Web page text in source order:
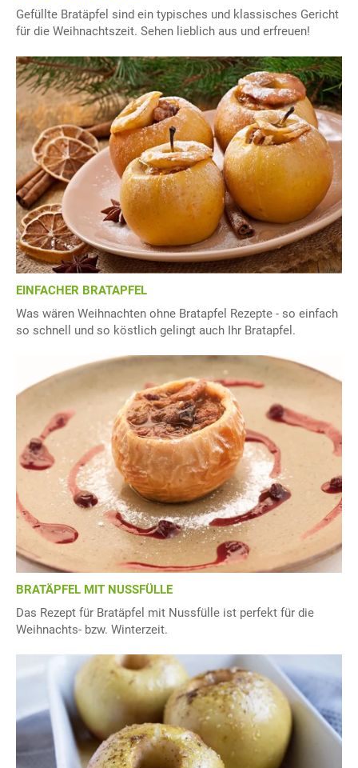
Gefüllte Bratäpfel sind ein typisches und klassisches Gericht
für die Weihnachtszeit. Sehen lieblich aus und erfreuen!
EINFACHER BRATAPFEL
Was wären Weihnachten ohne Bratapfel Rezepte - so einfach
so schnell und so köstlich gelingt auch Ihr Bratapfel.
BRATÄPFEL MIT NUSSFÜLLE
Das Rezept für Bratäpfel mit Nussfülle ist perfekt für die
Weihnachts- bzw. Winterzeit.